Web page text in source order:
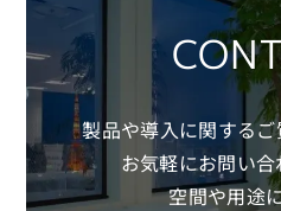
製品や導入に関するご
お気軽にお問い合
空間や用途